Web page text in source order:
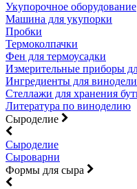
Укупорочное оборудование
Машина для укупорки
Пробки
Термоколпачки
Фен для термоусадки
Измерительные приборы
Ингредиенты для
Стеллажи для хранения
Литература по виноделию
Сыроделие
Сыроделие
Сыроварни
Формы для сыра